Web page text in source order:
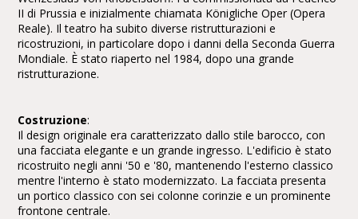
II di Prussia e inizialmente chiamata Königliche Oper (Opera
Reale). Il teatro ha subito diverse ristrutturazioni e
ricostruzioni, in particolare dopo i danni della Seconda Guerra
Mondiale. È stato riaperto nel 1984, dopo una grande
ristrutturazione.
Costruzione:
Il design originale era caratterizzato dallo stile barocco, con
una facciata elegante e un grande ingresso. L'edificio è stato
ricostruito negli anni '50 e '80, mantenendo l'esterno classico
mentre l'interno è stato modernizzato. La facciata presenta
un portico classico con sei colonne corinzie e un prominente
frontone centrale.